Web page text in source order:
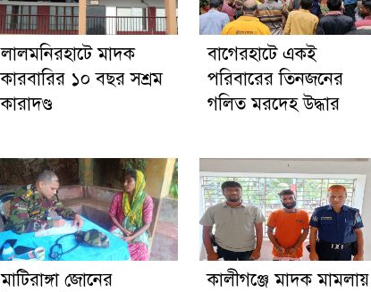
লালমনিরহাটে মাদক
কারবারির ১০ বছর সশ্রম
কারাদণ্ড
‎বাগেরহাটে একই
পরিবারের তিনজনের
গলিত মরদেহ উদ্ধার
মাটিরাঙ্গা জোনের
কালীগঞ্জে মাদক মামলায়